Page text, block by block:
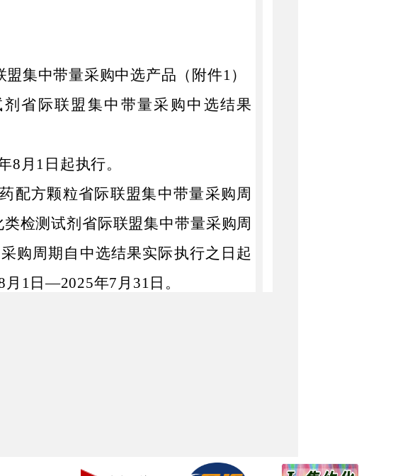
盟集中带量采购中选产品 （附件1）
省际联盟集中带量采购中选结果
8 月 1 日起执行。
配方颗粒省际联盟集中带量采购周
检测试剂省际联盟集中带量采购周
购周期自中选结果实际执行之日起
月 1 日—2025年7 月 31 日。
量采购中选结果执行工作的通知》
。
际联盟集中带量采购平台
统一启用
采购使用中药饮片省际联盟中选产